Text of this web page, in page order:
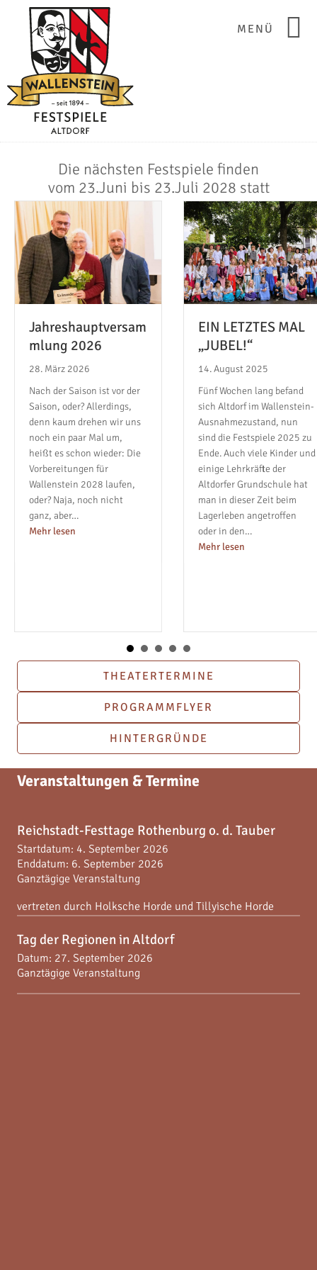
Die nächsten Festspiele finden
vom 23.Juni bis 23.Juli 2028 statt
Jahreshauptversam
mlung 2026
28. März 2026
Nach der Saison ist vor der
Saison, oder? Allerdings,
denn kaum drehen wir uns
noch ein paar Mal um,
heißt es schon wieder: Die
Vorbereitungen für
Wallenstein 2028 laufen,
oder? Naja, noch nicht
ganz, aber…
Mehr lesenabout Jahreshauptversammlung 2026
EIN LETZTES MAL
„JUBEL!“
14. August 2025
Fünf Wochen lang befand
sich Altdorf im Wallenstein-
Ausnahmezustand, nun
sind die Festspiele 2025 zu
Ende. Auch viele Kinder und
einige Lehrkräfte der
Altdorfer Grundschule hat
man in dieser Zeit beim
Lagerleben angetroffen
oder in den…
Mehr lesenabout EIN
THEATERTERMINE
PROGRAMMFLYER
HINTERGRÜNDE
Veranstaltungen & Termine
Reichstadt-Festtage Rothenburg o. d. Tauber
Startdatum: 4. September 2026
Enddatum: 6. September 2026
Ganztägige Veranstaltung
vertreten durch Holksche Horde und Tillyische Horde
Tag der Regionen in Altdorf
Datum: 27. September 2026
Ganztägige Veranstaltung
MENÜ